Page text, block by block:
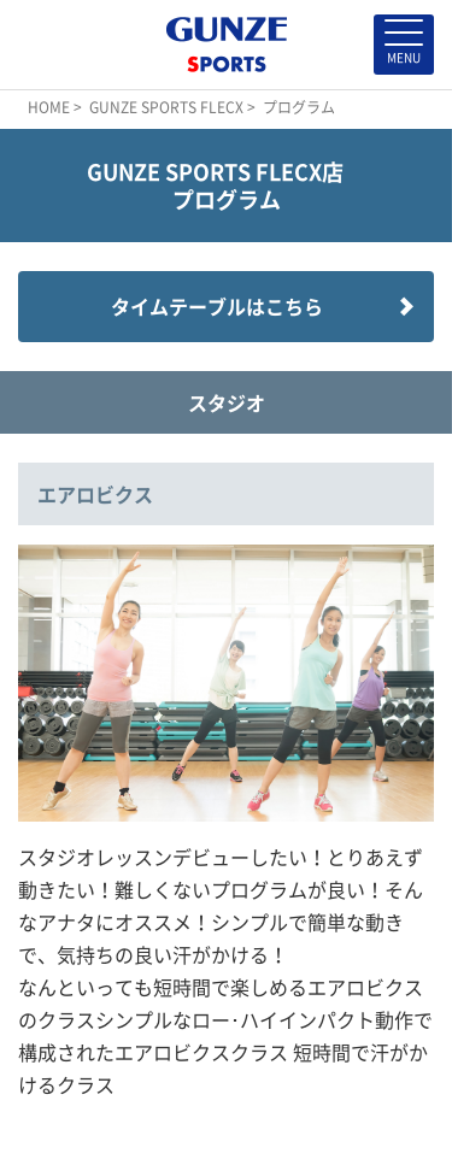
HOME> GUNZE SPORTS FLECX> プログラム
GUNZE SPORTS FLECX店
プログラム
タイムテーブルはこちら
スタジオ
エアロビクス
スタジオレッスンデビューしたい！とりあえず
動きたい！難しくないプログラムが良い！そん
なアナタにオススメ！シンプルで簡単な動き
で、気持ちの良い汗がかける！
なんといっても短時間で楽しめるエアロビクス
のクラスシンプルなロー･ハイインパクト動作で
構成されたエアロビクスクラス 短時間で汗がか
けるクラス